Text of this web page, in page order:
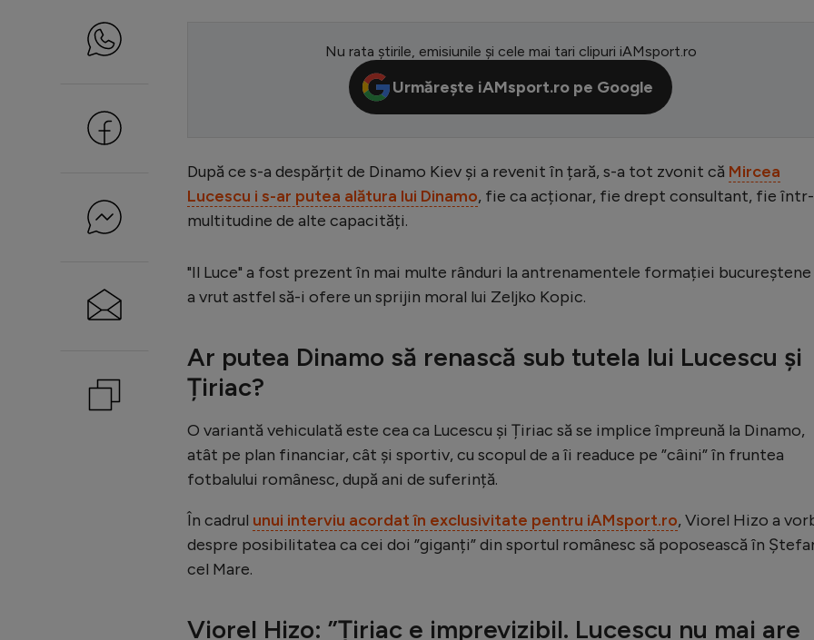
Nu rata știrile, emisiunile și cele mai tari clipuri iAMsport.ro
Urmărește iAMsport.ro pe Google
După ce s-a despărțit de Dinamo Kiev și a revenit în țară, s-a tot zvonit că Mircea
Lucescu i s-ar putea alătura lui Dinamo, fie ca acționar, fie drept consultant, fie
multitudine de alte capacități.
"Il Luce" a fost prezent în mai multe rânduri la antrenamentele formației bucureștene
a vrut astfel să-i ofere un sprijin moral lui Zeljko Kopic.
Ar putea Dinamo să renască sub tutela lui Lucescu și
Țiriac?
O variantă vehiculată este cea ca Lucescu și Țiriac să se implice împreună la Dinamo,
atât pe plan financiar, cât și sportiv, cu scopul de a îi readuce pe ”câini” în fruntea
fotbalului românesc, după ani de suferință.
În cadrul unui interviu acordat în exclusivitate pentru iAMsport.ro, Viorel Hizo a
despre posibilitatea ca cei doi ”giganți” din sportul românesc să poposească în
cel Mare.
Viorel Hizo: ”Țiriac e imprevizibil. Lucescu nu mai are